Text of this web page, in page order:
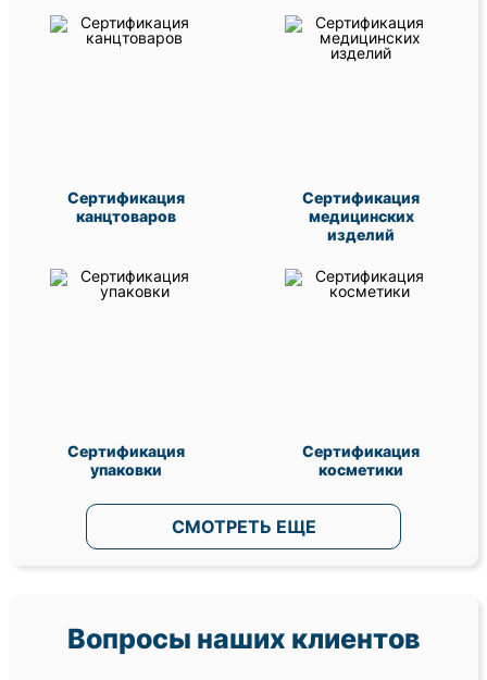
Сертификация
канцтоваров
Сертификация
медицинских
изделий
Сертификация
упаковки
Сертификация
косметики
СМОТРЕТЬ ЕЩЕ
Вопросы наших клиентов